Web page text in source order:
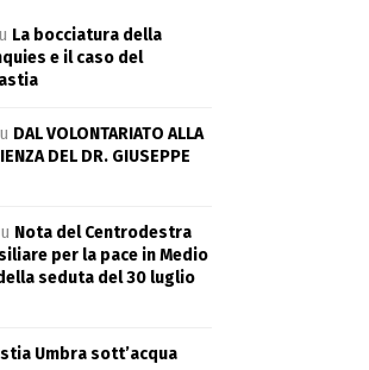
La bocciatura della
e il caso del
DAL VOLONTARIATO ALLA
DEL DR. GIUSEPPE
Nota del Centrodestra
per la pace in Medio
seduta del 30 luglio
Umbra sott’acqua